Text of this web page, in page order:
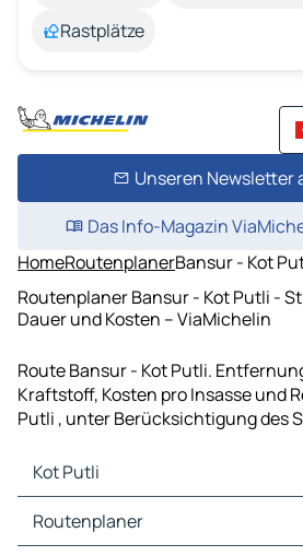
Rastplätze
Unseren Newsletter
Das Info-Magazin
HomeRoutenplanerBansur - Kot
Routenplaner Bansur - Kot Putli -
Dauer und Kosten – ViaMichelin
Route Bansur - Kot Putli.
Kraftstoff, Kosten pro Insasse und
Putli , unter Berücksichtigung des
Kot Putli
Kot Putli Karten Stadtplan
Kot Putli Verkehr
Routenplaner